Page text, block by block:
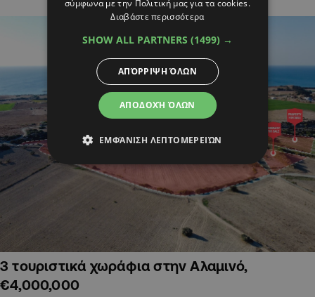
3 τουριστικά χωράφια στην Αλαμινό,
€4,000,000
σύμφωνα με την Πολιτική μας για τα cookies.
Διαβάστε περισσότερα
SHOW ALL PARTNERS (1499) →
ΑΠΟΔΟΧΉ ΌΛΩΝ
ΑΠΌΡΡΙΨΗ ΌΛΩΝ
ΕΜΦΆΝΙΣΗ ΛΕΠΤΟΜΕΡΕΙΏΝ